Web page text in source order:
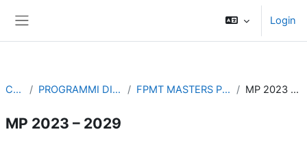
Vai al contenuto principale Login
Corsi PROGRAMMI DI STUDIO FPMT MASTERS PROGRAM MP 2023 – 2029
MP 2023 – 2029